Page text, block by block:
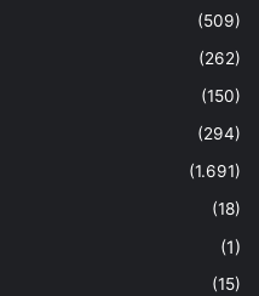
(509)
(262)
(150)
(294)
(1.691)
(18)
(1)
(15)